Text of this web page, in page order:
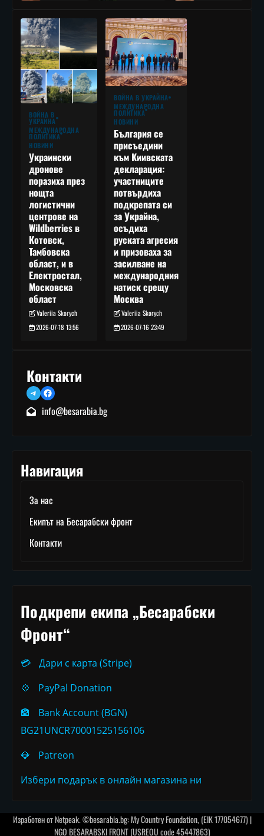
ВОЙНА В
УКРАЙНА
МЕЖДУНАРОДНА
ПОЛИТИКА
НОВИНИ
Украински
дронове
поразиха през
нощта
логистични
центрове на
Wildberries в
Котовск,
Тамбовска
област, и в
Електростал,
Московска
област
Valeriia Skorych
2026-07-18 13:56
ВОЙНА В УКРАЙНА
МЕЖДУНАРОДНА
ПОЛИТИКА
НОВИНИ
България се
присъедини
към Киивската
декларация:
участниците
потвърдиха
подкрепата си
за Украйна,
осъдиха
руската агресия
и призоваха за
засилване на
международния
натиск срещу
Москва
Valeriia Skorych
2026-07-16 23:49
Контакти
TelegramFacebook
info@besarabia.bg
Навигация
За нас
Екипът на Бесарабски фронт
Контакти
Подкрепи екипа „Бесарабски
Фронт“
💳
Дари с карта (Stripe)
💠
PayPal Donation
🏦
Bank Account (BGN)
BG21UNCR70001525156106
💎
Patreon
Избери подарък в онлайн магазина ни
Изработен отNetpeak. ©besarabia.bg: My Country Foundation, (EIK 177054677) |
NGO BESARABSKI FRONT (USREOU code 45447863)